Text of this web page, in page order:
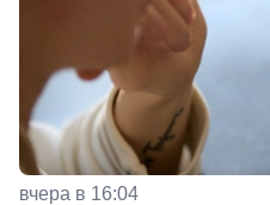
вчера в 16:04